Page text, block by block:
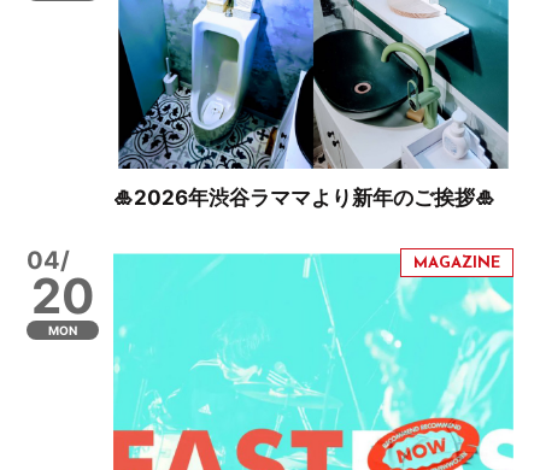
🎍2026年渋谷ラママより新年のご挨拶🎍
04/
20
MON